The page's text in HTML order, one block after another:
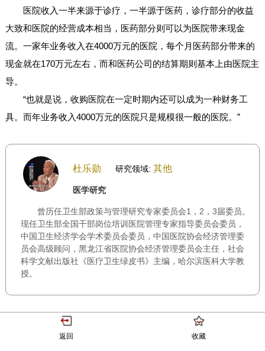
医院收入一半来源于诊疗，一半源于医药，诊疗部分的收益
大致和医院的经营成本相当，医药部分则可以为医院带来现金
流。一家年业务收入在4000万元的医院，每个月医药部分带来的
现金就在170万元左右，而和医药公司的结算期则基本上由医院主
导。
“也就是说，收购医院在一定时期内还可以成为一种财务工
具。而年业务收入4000万元的医院只是规模很一般的医院。”
杜乐勋 研究领域: 其他
医学研究
曾历任卫生部政策与管理研究专家委员会1，2，3届委员。
现任卫生部全国干部岗位培训医院管理专家指导委员会委员，
中国卫生经济学会学术委员会委员，中国医院协会经济管理委
员会高级顾问，黑龙江省医院协会经济管理委员会主任，社会
科学文献出版社《医疗卫生绿皮书》主编，哈尔滨医科大学教
授。
返回 收藏